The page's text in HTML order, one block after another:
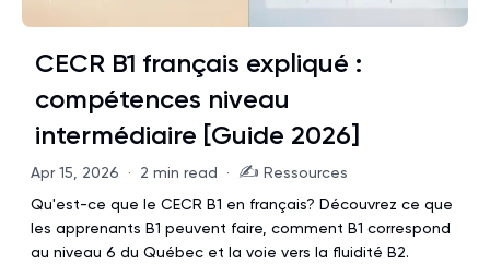
CECR B1 français expliqué :
compétences niveau
intermédiaire [Guide 2026]
Apr 15, 2026 · 2 min read · ✍️ Ressources
Qu'est-ce que le CECR B1 en français? Découvrez ce que
les apprenants B1 peuvent faire, comment B1 correspond
au niveau 6 du Québec et la voie vers la fluidité B2.